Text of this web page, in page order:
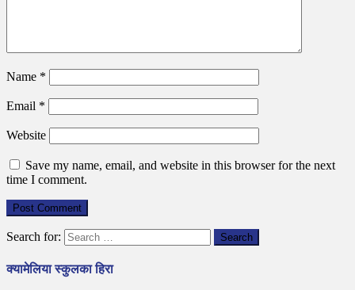
Name *
Email *
Website
Save my name, email, and website in this browser for the next
time I comment.
Search for:
क्यामेलिया स्कुलका हिरा